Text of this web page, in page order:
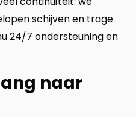
schijven en trage
24/7 ondersteuning en
naar